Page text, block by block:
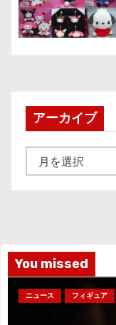
アーカイブ
ー
You missed
ニュース フィギュア